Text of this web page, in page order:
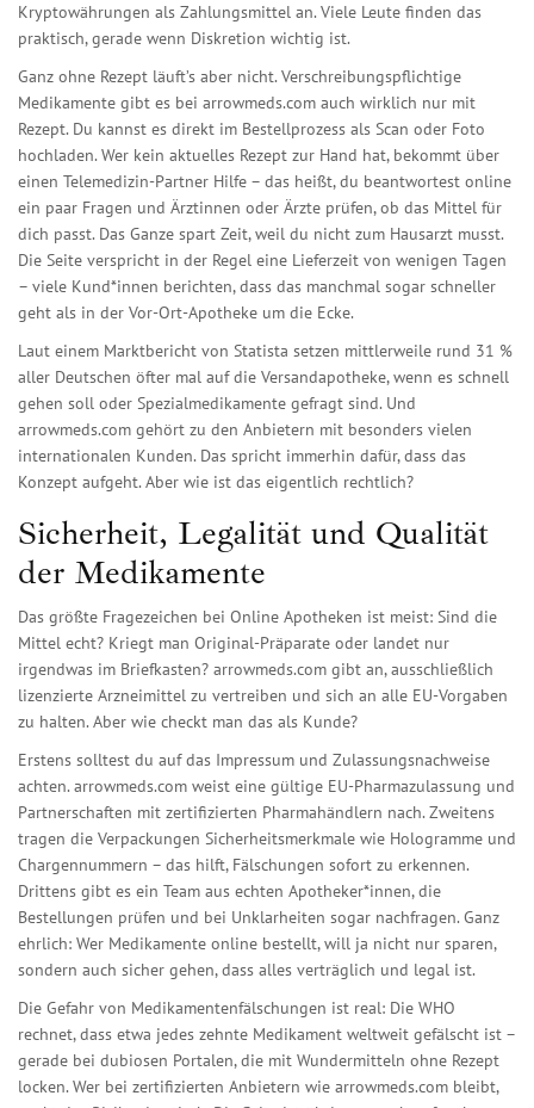
Kryptowährungen als Zahlungsmittel an. Viele Leute finden das
praktisch, gerade wenn Diskretion wichtig ist.
Ganz ohne Rezept läuft’s aber nicht. Verschreibungspflichtige
Medikamente gibt es bei arrowmeds.com auch wirklich nur mit
Rezept. Du kannst es direkt im Bestellprozess als Scan oder Foto
hochladen. Wer kein aktuelles Rezept zur Hand hat, bekommt über
einen Telemedizin-Partner Hilfe – das heißt, du beantwortest online
ein paar Fragen und Ärztinnen oder Ärzte prüfen, ob das Mittel für
dich passt. Das Ganze spart Zeit, weil du nicht zum Hausarzt musst.
Die Seite verspricht in der Regel eine Lieferzeit von wenigen Tagen
– viele Kund*innen berichten, dass das manchmal sogar schneller
geht als in der Vor-Ort-Apotheke um die Ecke.
Laut einem Marktbericht von Statista setzen mittlerweile rund 31 %
aller Deutschen öfter mal auf die Versandapotheke, wenn es schnell
gehen soll oder Spezialmedikamente gefragt sind. Und
arrowmeds.com gehört zu den Anbietern mit besonders vielen
internationalen Kunden. Das spricht immerhin dafür, dass das
Konzept aufgeht. Aber wie ist das eigentlich rechtlich?
Sicherheit, Legalität und Qualität
der Medikamente
Das größte Fragezeichen bei Online Apotheken ist meist: Sind die
Mittel echt? Kriegt man Original-Präparate oder landet nur
irgendwas im Briefkasten? arrowmeds.com gibt an, ausschließlich
lizenzierte Arzneimittel zu vertreiben und sich an alle EU-Vorgaben
zu halten. Aber wie checkt man das als Kunde?
Erstens solltest du auf das Impressum und Zulassungsnachweise
achten. arrowmeds.com weist eine gültige EU-Pharmazulassung und
Partnerschaften mit zertifizierten Pharmahändlern nach. Zweitens
tragen die Verpackungen Sicherheitsmerkmale wie Hologramme und
Chargennummern – das hilft, Fälschungen sofort zu erkennen.
Drittens gibt es ein Team aus echten Apotheker*innen, die
Bestellungen prüfen und bei Unklarheiten sogar nachfragen. Ganz
ehrlich: Wer Medikamente online bestellt, will ja nicht nur sparen,
sondern auch sicher gehen, dass alles verträglich und legal ist.
Die Gefahr von Medikamentenfälschungen ist real: Die WHO
rechnet, dass etwa jedes zehnte Medikament weltweit gefälscht ist –
gerade bei dubiosen Portalen, die mit Wundermitteln ohne Rezept
locken. Wer bei zertifizierten Anbietern wie arrowmeds.com bleibt,